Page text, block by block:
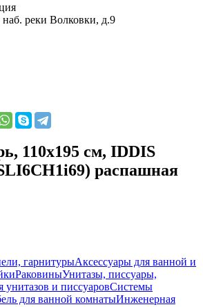
наб. реки Волковки, д.9
110х195 см, IDDIS
распашная
гарнитурыАксессуары для ванной и
РаковиныУнитазы, писсуары,
унитазов и писсуаровСистемы
для ванной комнатыИнженерная